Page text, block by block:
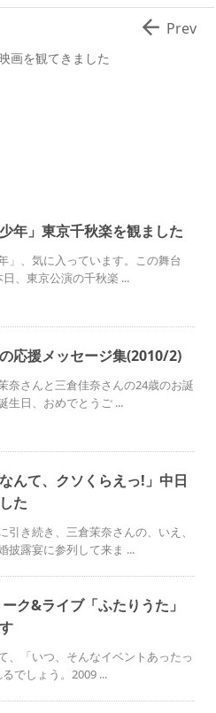
画を観てきました
 Prev
年」東京千秋楽を観ました
」、気に入っています。この舞台
、東京公演の千秋楽 ...
応援メッセージ集(2010/2)
奈さんと三倉佳奈さんの24歳のお誕
生日、おめでとうご ...
んて、クソくらえっ!」中日
た
引き続き、三倉茉奈さんの、いえ、
披露宴に参列して来ま ...
ク&ライブ「ふたりうた」
、「いつ、そんなイベントあったっ
でしょう。2009 ...